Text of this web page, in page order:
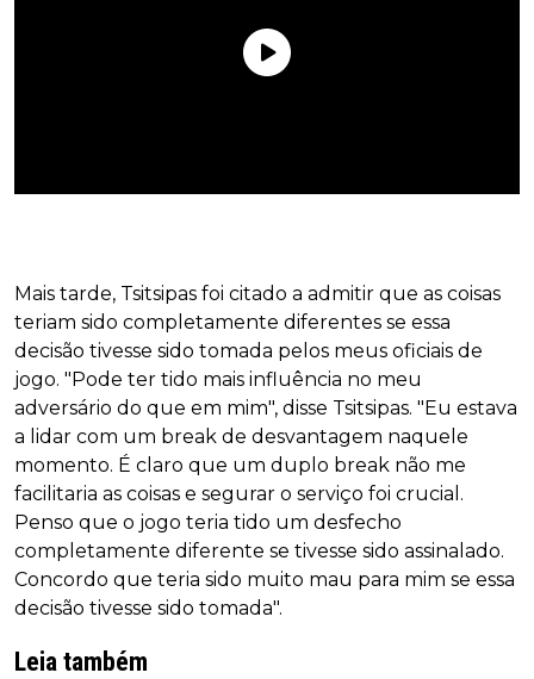
Mais tarde, Tsitsipas foi citado a admitir que as coisas
teriam sido completamente diferentes se essa
decisão tivesse sido tomada pelos meus oficiais de
jogo. "Pode ter tido mais influência no meu
adversário do que em mim", disse Tsitsipas. "Eu estava
a lidar com um break de desvantagem naquele
momento. É claro que um duplo break não me
facilitaria as coisas e segurar o serviço foi crucial.
Penso que o jogo teria tido um desfecho
completamente diferente se tivesse sido assinalado.
Concordo que teria sido muito mau para mim se essa
decisão tivesse sido tomada".
Leia também